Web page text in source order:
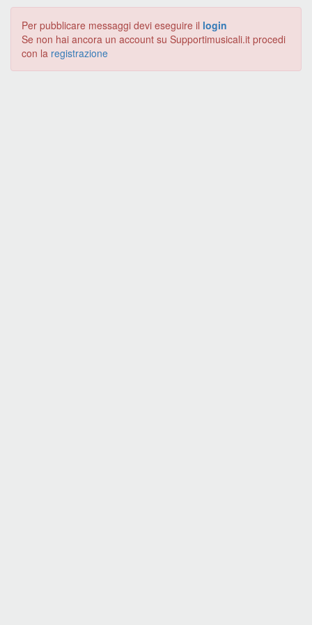
Per pubblicare messaggi devi eseguire il login
Se non hai ancora un account su Supportimusicali.it procedi
con la registrazione